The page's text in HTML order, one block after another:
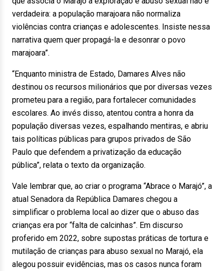
verdadeira: a população marajoara não normaliza
violências contra crianças e adolescentes. Insiste nessa
narrativa quem quer propagá-la e desonrar o povo
marajoara”.
“Enquanto ministra de Estado, Damares Alves não
destinou os recursos milionários que por diversas vezes
prometeu para a região, para fortalecer comunidades
escolares. Ao invés disso, atentou contra a honra da
população diversas vezes, espalhando mentiras, e abriu
tais políticas públicas para grupos privados de São
Paulo que defendem a privatização da educação
pública”, relata o texto da organização.
Vale lembrar que, ao criar o programa “Abrace o Marajó”, a
atual Senadora da República Damares chegou a
simplificar o problema local ao dizer que o abuso das
crianças era por “falta de calcinhas”. Em discurso
proferido em 2022, sobre supostas práticas de tortura e
mutilação de crianças para abuso sexual no Marajó, ela
alegou possuir evidências, mas os casos nunca foram